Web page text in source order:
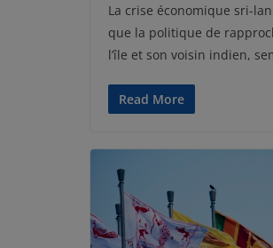
La crise économique sri-
que la politique de
l’île et son voisin indien,
Read More